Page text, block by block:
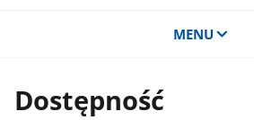
MENU
Dostępność